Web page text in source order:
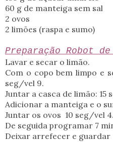
60 g de manteiga sem sal
2 ovos
2 limões (raspa e sumo)
Preparação Robot
Lavar e secar o limão.
Com o copo bem limpo e
seg/vel 9.
Juntar a casca de limão: 15
Adicionar a manteiga e o
Juntar os ovos 10 seg/vel 4.
De seguida programar 7
Deixar arrefecer e